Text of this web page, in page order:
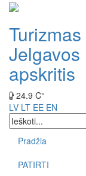
Turizmas
Jelgavos
apskritis
24.9 C°
LV LT EE EN
Pradžia
PATIRTI